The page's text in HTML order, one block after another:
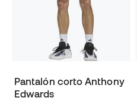
Pantalón corto Anthony
Edwards